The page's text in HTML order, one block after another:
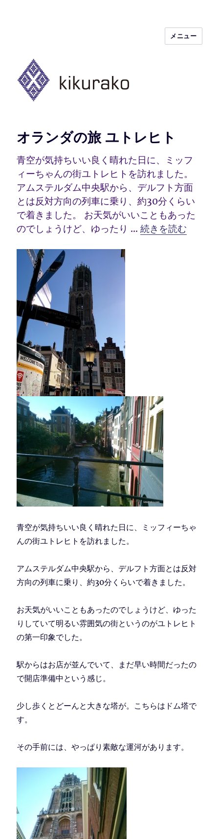
kikurako.com koginzashi (kogin)
needleworks こぎん刺し きくらこ
メニュー
オランダの旅 ユトレヒト
青空が気持ちいい良く晴れた日に、ミッフ
ィーちゃんの街ユトレヒトを訪れました。
アムステルダム中央駅から、デルフト方面
とは反対方向の列車に乗り、約30分くらい
で着きました。 お天気がいいこともあった
のでしょうけど、ゆったり …“オランダの旅 ユ
続きを読む
青空が気持ちいい良く晴れた日に、ミッフィーちゃ
んの街ユトレヒトを訪れました。
アムステルダム中央駅から、デルフト方面とは反対
方向の列車に乗り、約30分くらいで着きました。
お天気がいいこともあったのでしょうけど、ゆった
りしていて明るい雰囲気の街というのがユトレヒト
の第一印象でした。
駅からはお店が並んでいて、まだ早い時間だったの
で開店準備中という感じ。
少し歩くとどーんと大きな塔が。こちらはドム塔で
す。
その手前には、やっぱり素敵な運河があります。